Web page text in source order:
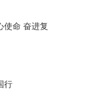
使命 奋进复
行